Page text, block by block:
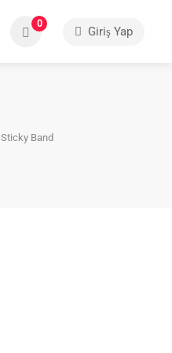
0
Giriş Yap
Sticky Band